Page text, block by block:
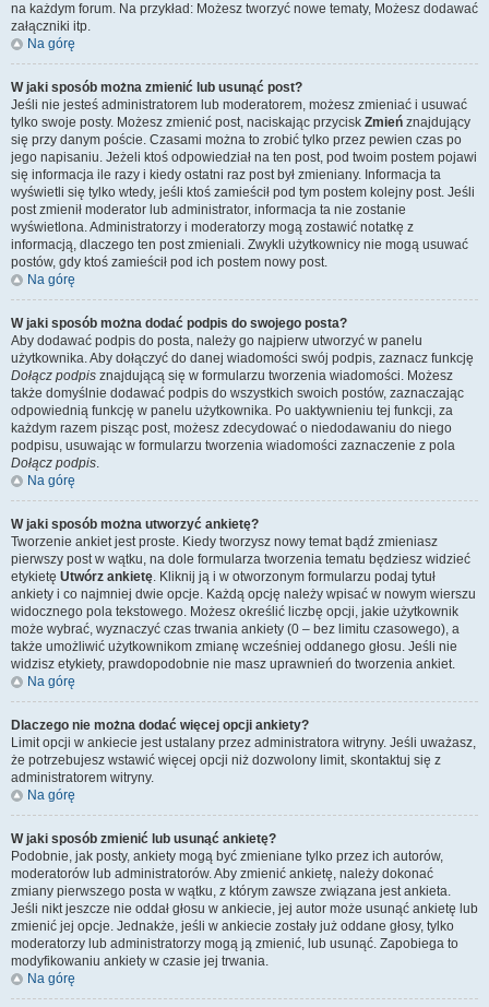
na każdym forum. Na przykład: Możesz tworzyć nowe tematy, Możesz dodawać
załączniki itp.
Na górę
W jaki sposób można zmienić lub usunąć post?
Jeśli nie jesteś administratorem lub moderatorem, możesz zmieniać i usuwać
tylko swoje posty. Możesz zmienić post, naciskając przycisk Zmień znajdujący
się przy danym poście. Czasami można to zrobić tylko przez pewien czas po
jego napisaniu. Jeżeli ktoś odpowiedział na ten post, pod twoim postem pojawi
się informacja ile razy i kiedy ostatni raz post był zmieniany. Informacja ta
wyświetli się tylko wtedy, jeśli ktoś zamieścił pod tym postem kolejny post. Jeśli
post zmienił moderator lub administrator, informacja ta nie zostanie
wyświetlona. Administratorzy i moderatorzy mogą zostawić notatkę z
informacją, dlaczego ten post zmieniali. Zwykli użytkownicy nie mogą usuwać
postów, gdy ktoś zamieścił pod ich postem nowy post.
Na górę
W jaki sposób można dodać podpis do swojego posta?
Aby dodawać podpis do posta, należy go najpierw utworzyć w panelu
użytkownika. Aby dołączyć do danej wiadomości swój podpis, zaznacz funkcję
Dołącz podpis znajdującą się w formularzu tworzenia wiadomości. Możesz
także domyślnie dodawać podpis do wszystkich swoich postów, zaznaczając
odpowiednią funkcję w panelu użytkownika. Po uaktywnieniu tej funkcji, za
każdym razem pisząc post, możesz zdecydować o niedodawaniu do niego
podpisu, usuwając w formularzu tworzenia wiadomości zaznaczenie z pola
Dołącz podpis.
Na górę
W jaki sposób można utworzyć ankietę?
Tworzenie ankiet jest proste. Kiedy tworzysz nowy temat bądź zmieniasz
pierwszy post w wątku, na dole formularza tworzenia tematu będziesz widzieć
etykietę Utwórz ankietę. Kliknij ją i w otworzonym formularzu podaj tytuł
ankiety i co najmniej dwie opcje. Każdą opcję należy wpisać w nowym wierszu
widocznego pola tekstowego. Możesz określić liczbę opcji, jakie użytkownik
może wybrać, wyznaczyć czas trwania ankiety (0 – bez limitu czasowego), a
także umożliwić użytkownikom zmianę wcześniej oddanego głosu. Jeśli nie
widzisz etykiety, prawdopodobnie nie masz uprawnień do tworzenia ankiet.
Na górę
Dlaczego nie można dodać więcej opcji ankiety?
Limit opcji w ankiecie jest ustalany przez administratora witryny. Jeśli uważasz,
że potrzebujesz wstawić więcej opcji niż dozwolony limit, skontaktuj się z
administratorem witryny.
Na górę
W jaki sposób zmienić lub usunąć ankietę?
Podobnie, jak posty, ankiety mogą być zmieniane tylko przez ich autorów,
moderatorów lub administratorów. Aby zmienić ankietę, należy dokonać
zmiany pierwszego posta w wątku, z którym zawsze związana jest ankieta.
Jeśli nikt jeszcze nie oddał głosu w ankiecie, jej autor może usunąć ankietę lub
zmienić jej opcje. Jednakże, jeśli w ankiecie zostały już oddane głosy, tylko
moderatorzy lub administratorzy mogą ją zmienić, lub usunąć. Zapobiega to
modyfikowaniu ankiety w czasie jej trwania.
Na górę